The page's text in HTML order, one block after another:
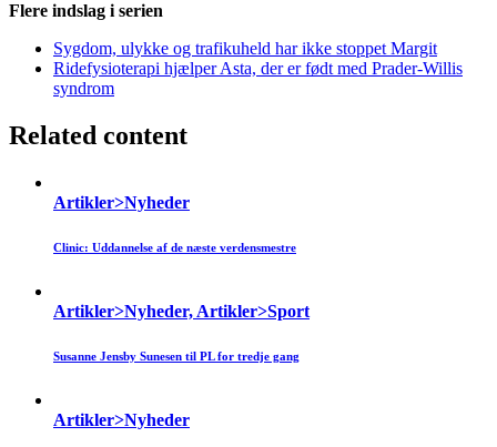
Flere indslag i serien
Sygdom, ulykke og trafikuheld har ikke stoppet Margit
Ridefysioterapi hjælper Asta, der er født med Prader-Willis
syndrom
Related content
Artikler>Nyheder
Clinic: Uddannelse af de næste verdensmestre
Artikler>Nyheder, Artikler>Sport
Susanne Jensby Sunesen til PL for tredje gang
Artikler>Nyheder